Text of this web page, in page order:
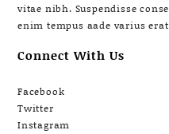
vitae nibh. Suspendisse
enim tempus aade varius
Connect With Us
Facebook
Twitter
Instagram